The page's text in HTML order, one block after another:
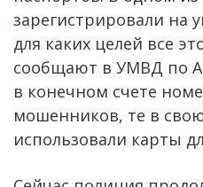
зарегистрировали на
для каких целей все
сообщают в УМВД по
в конечном счете
мошенников, те в
использовали карты